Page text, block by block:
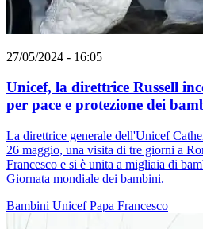
27/05/2024 - 16:05
Unicef, la direttrice Russell
per pace e protezione dei
La direttrice generale dell'Unicef
26 maggio, una visita di tre giorni a
Francesco e si è unita a migliaia di
Giornata mondiale dei bambini.
Bambini UnicefPapa Francesco